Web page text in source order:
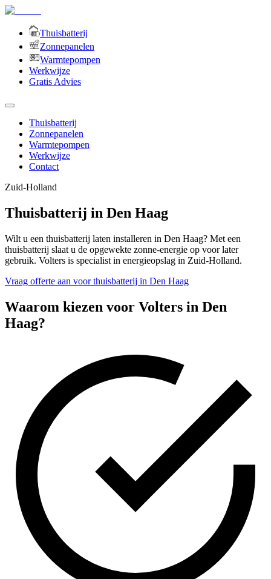
Thuisbatterij
Zonnepanelen
Warmtepompen
Werkwijze
Gratis Advies
Thuisbatterij
Zonnepanelen
Warmtepompen
Werkwijze
Contact
Zuid-Holland
Thuisbatterij in Den Haag
Wilt u een thuisbatterij laten installeren in Den Haag? Met een
thuisbatterij slaat u de opgewekte zonne-energie op voor later
gebruik. Volters is specialist in energieopslag in Zuid-Holland.
Vraag offerte aan voor thuisbatterij in Den Haag
Waarom kiezen voor Volters in Den
Haag?